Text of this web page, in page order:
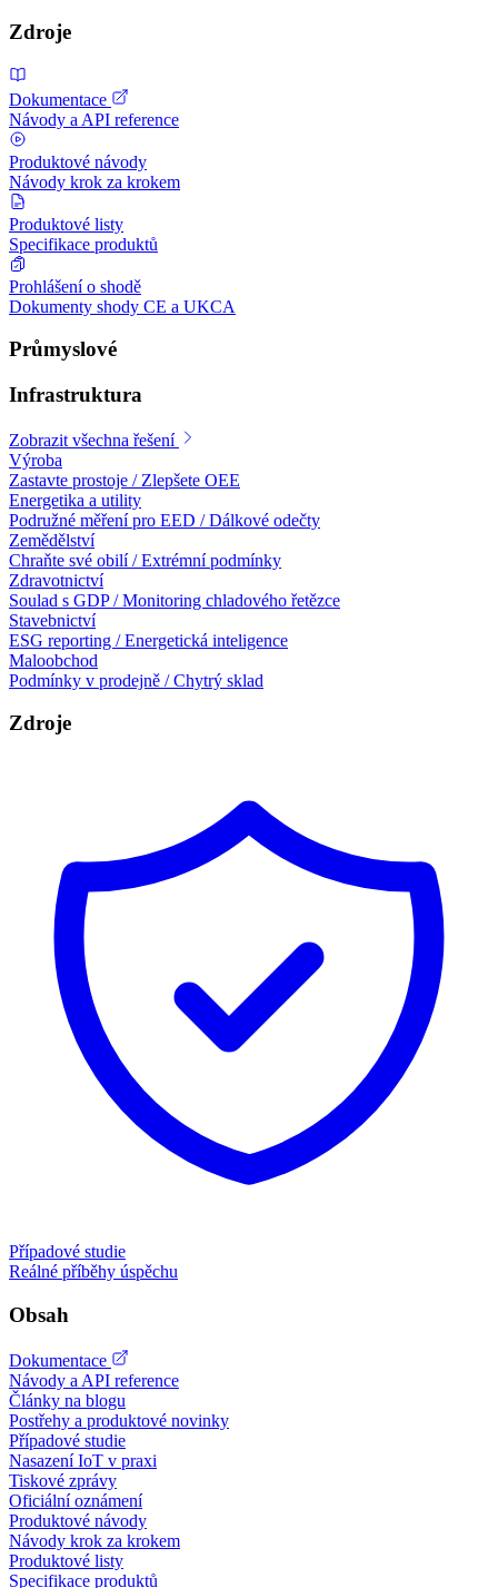
Zdroje
Dokumentace
Návody a API reference
Produktové návody
Návody krok za krokem
Produktové listy
Specifikace produktů
Prohlášení o shodě
Dokumenty shody CE a UKCA
Průmyslové
Infrastruktura
Zobrazit všechna řešení
Výroba
Zastavte prostoje / Zlepšete OEE
Energetika a utility
Podružné měření pro EED / Dálkové odečty
Zemědělství
Chraňte své obilí / Extrémní podmínky
Zdravotnictví
Soulad s GDP / Monitoring chladového řetězce
Stavebnictví
ESG reporting / Energetická inteligence
Maloobchod
Podmínky v prodejně / Chytrý sklad
Zdroje
Případové studie
Reálné příběhy úspěchu
Obsah
Dokumentace
Návody a API reference
Články na blogu
Postřehy a produktové novinky
Případové studie
Nasazení IoT v praxi
Tiskové zprávy
Oficiální oznámení
Produktové návody
Návody krok za krokem
Produktové listy
Specifikace produktů